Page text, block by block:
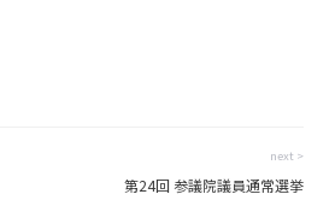
next >
第24回 参議院議員通常選挙